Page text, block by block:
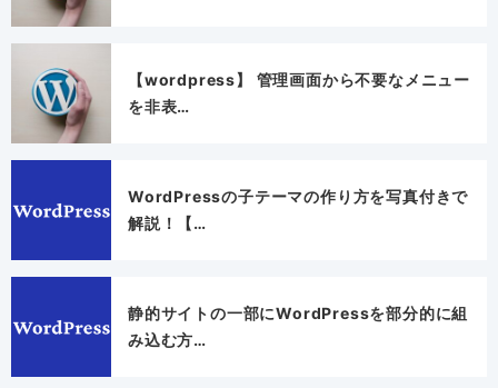
【wordpress】 管理画面から不要なメニュー
を非表…
WordPressの子テーマの作り方を写真付きで
解説！【…
静的サイトの一部にWordPressを部分的に組
み込む方…